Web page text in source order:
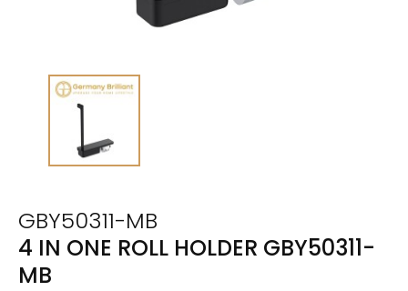
GBY50311-MB
4 IN ONE ROLL HOLDER GBY50311-
MB